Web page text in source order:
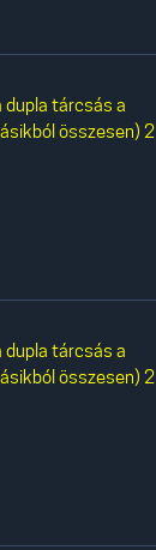
dupla tárcsás a
összesen) 2
dupla tárcsás a
összesen) 2